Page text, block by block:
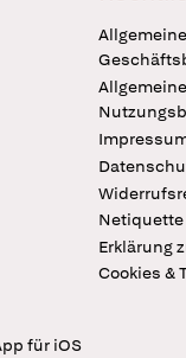
Allgemeine
Allgemeine
Netiquette
Erklärung
Cookies &
für iOS